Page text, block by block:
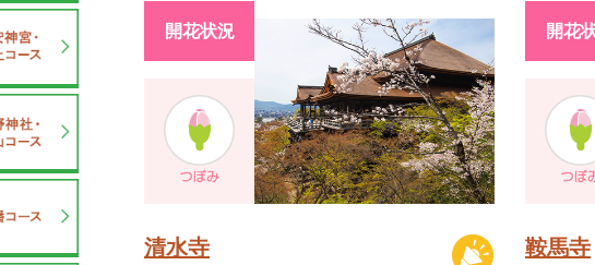
開花状況
清水寺
開花
鞍馬寺